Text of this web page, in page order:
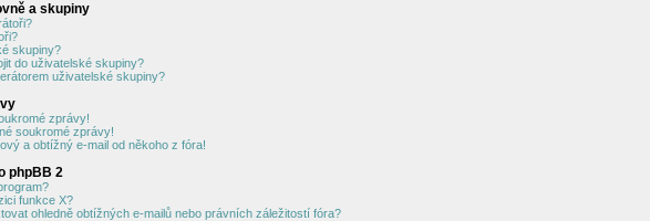
a skupiny
skupiny?
do uživatelské skupiny?
uživatelské skupiny?
zprávy!
soukromé zprávy!
a obtížný e-mail od někoho z fóra!
phpBB 2
funkce X?
ohledně obtížných e-mailů nebo právních záležitostí fóra?